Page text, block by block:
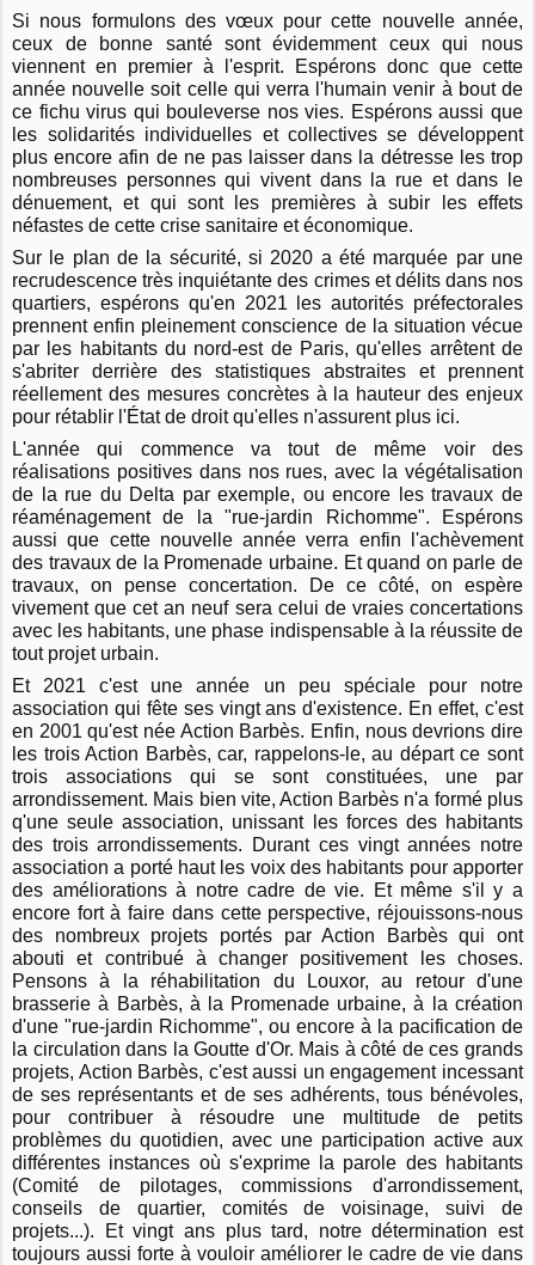
Si nous formulons des vœux pour cette nouvelle année,
ceux de bonne santé sont évidemment ceux qui nous
viennent en premier à l'esprit. Espérons donc que cette
année nouvelle soit celle qui verra l'humain venir à bout de
ce fichu virus qui bouleverse nos vies. Espérons aussi que
les solidarités individuelles et collectives se développent
plus encore afin de ne pas laisser dans la détresse les trop
nombreuses personnes qui vivent dans la rue et dans le
dénuement, et qui sont les premières à subir les effets
néfastes de cette crise sanitaire et économique.
Sur le plan de la sécurité, si 2020 a été marquée par une
recrudescence très inquiétante des crimes et délits dans nos
quartiers, espérons qu'en 2021 les autorités préfectorales
prennent enfin pleinement conscience de la situation vécue
par les habitants du nord-est de Paris, qu'elles arrêtent de
s'abriter derrière des statistiques abstraites et prennent
réellement des mesures concrètes à la hauteur des enjeux
pour rétablir l'État de droit qu'elles n'assurent plus ici.
L'année qui commence va tout de même voir des
réalisations positives dans nos rues, avec la végétalisation
de la rue du Delta par exemple, ou encore les travaux de
réaménagement de la "rue-jardin Richomme". Espérons
aussi que cette nouvelle année verra enfin l'achèvement
des travaux de la Promenade urbaine. Et quand on parle de
travaux, on pense concertation. De ce côté, on espère
vivement que cet an neuf sera celui de vraies concertations
avec les habitants, une phase indispensable à la réussite de
tout projet urbain.
Et 2021 c'est une année un peu spéciale pour notre
association qui fête ses vingt ans d'existence. En effet, c'est
en 2001 qu'est née Action Barbès. Enfin, nous devrions dire
les trois Action Barbès, car, rappelons-le, au départ ce sont
trois associations qui se sont constituées, une par
arrondissement. Mais bien vite, Action Barbès n'a formé plus
q'une seule association, unissant les forces des habitants
des trois arrondissements. Durant ces vingt années notre
association a porté haut les voix des habitants pour apporter
des améliorations à notre cadre de vie. Et même s'il y a
encore fort à faire dans cette perspective, réjouissons-nous
des nombreux projets portés par Action Barbès qui ont
abouti et contribué à changer positivement les choses.
Pensons à la réhabilitation du Louxor, au retour d'une
brasserie à Barbès, à la Promenade urbaine, à la création
d'une "rue-jardin Richomme", ou encore à la pacification de
la circulation dans la Goutte d'Or. Mais à côté de ces grands
projets, Action Barbès, c'est aussi un engagement incessant
de ses représentants et de ses adhérents, tous bénévoles,
pour contribuer à résoudre une multitude de petits
problèmes du quotidien, avec une participation active aux
différentes instances où s'exprime la parole des habitants
(Comité de pilotages, commissions d'arrondissement,
conseils de quartier, comités de voisinage, suivi de
projets...). Et vingt ans plus tard, notre détermination est
toujours aussi forte à vouloir améliorer le cadre de vie dans